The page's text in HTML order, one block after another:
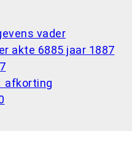
vader
akte 6885 jaar 1887
afkorting